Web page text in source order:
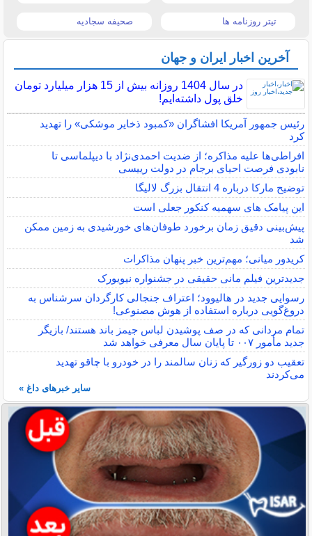
تیتر روزنامه ها صحیفه سجادیه
آخرین اخبار ایران و جهان
در سال 1404 روزانه بیش از 15 هزار میلیارد تومان
خلق پول داشته‌ایم!
رئیس جمهور آمریکا افشاگران «کمبود ذخایر موشکی» را تهدید
کرد
افراطی‌ها علیه مذاکره؛ از ضدیت احمدی‌نژاد با دیپلماسی تا
نابودی فرصت احیای برجام در دولت رییسی
توضیح مارکا درباره 4 انتقال بزرگ لالیگا
این پیامک های سهمیه کنکور جعلی است
پیش‌بینی دقیق زمان برخورد طوفان‌های خورشیدی به زمین ممکن
شد
کریدور میانی؛ مهم‌ترین خبر پنهان مذاکرات
جدیدترین فیلم مانی حقیقی در جشنواره نیویورک
رسوایی جدید در هالیوود؛ اعتراف جنجالی کارگردان سرشناس به
دروغ‌گویی درباره استفاده از هوش مصنوعی!
تمام مردانی که در صف پوشیدن لباس جیمز باند هستند/ بازیگر
جدید مأمور ۰۰۷ تا پایان سال معرفی خواهد شد
تعقیب دو زورگیر که زنان سالمند را در خودرو با چاقو تهدید
می‌کردند
سایر خبرهای داغ »